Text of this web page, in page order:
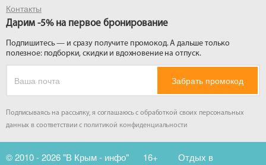
Контакты
Дарим -5% на первое бронирование
Подпишитесь — и сразу получите промокод. А дальше только
полезное: подборки, скидки и вдохновение на отпуск.
Забрать промокод
Подписываясь на рассылку, я соглашаюсь с обработкой своих персональных
данных в соответствии с политикой конфиденциальности
© 2010 - 2026 "В Крым - инфо" 16+
Отдых в